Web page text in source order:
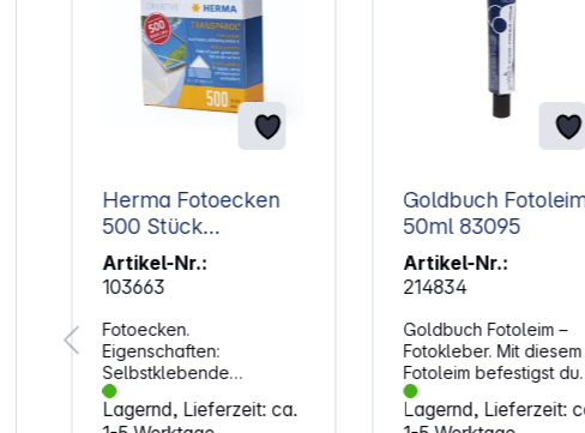
Herma Fotoecken
500 Stück
Spendepackung
1383
Artikel-Nr.:
103663
Fotoecken.
Eigenschaften:
Selbstklebende
Fotoecken zum
Einkleben von Fotos
Lagernd, Lieferzeit: ca.
Goldbuch
50ml 83095
Artikel-Nr.:
214834
Goldbuch Fotoleim –
Fotokleber. Mit diesem
Fotoleim befestigst du
deine Lieblingsbilder
schnell und
Lagernd, Lieferzeit: